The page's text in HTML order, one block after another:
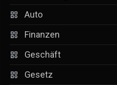
Auto
Finanzen
Geschäft
Gesetz